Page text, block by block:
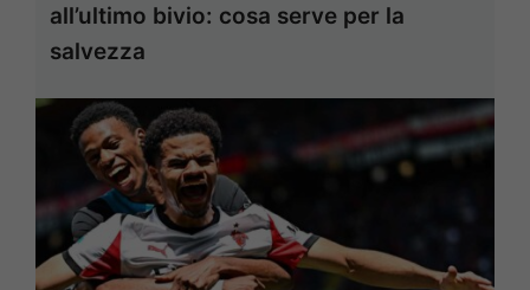
all’ultimo bivio: cosa serve per la
salvezza